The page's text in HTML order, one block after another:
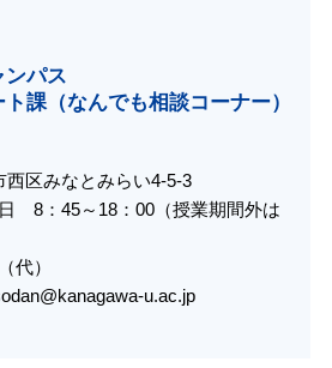
ンパス
課（なんでも相談コーナー）
区みなとみらい4-5-3
8：45～18：00（授業期間外は
代）
u.ac.jp